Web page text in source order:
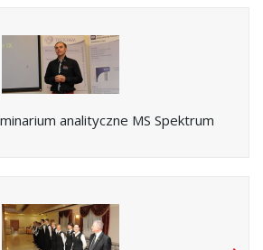
analityczne MS Spektrum